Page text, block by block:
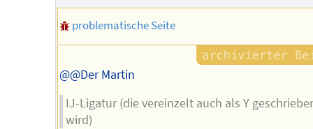
problematische Seite
@@Der Martin
IJ-Ligatur (die vereinzelt auch als Y
wird)